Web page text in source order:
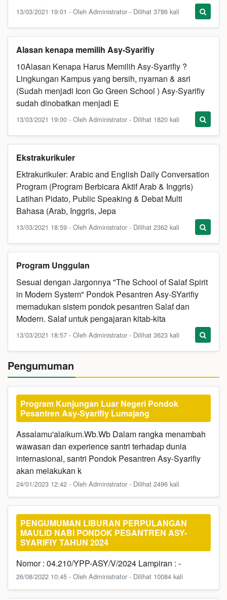
13/03/2021 19:01 - Oleh Administrator - Dilihat 3786 kali
Alasan kenapa memilih Asy-Syarifiy
10Alasan Kenapa Harus Memilih Asy-Syarifiy ?
Lingkungan Kampus yang bersih, nyaman & asri
(Sudah menjadi Icon Go Green School ) Asy-Syarifiy
sudah dinobatkan menjadi E
13/03/2021 19:00 - Oleh Administrator - Dilihat 1820 kali
Ekstrakurikuler
Ektrakurikuler: Arabic and English Daily Conversation
Program (Program Berbicara Aktif Arab & Inggris)
Latihan Pidato, Public Speaking & Debat Multi
Bahasa (Arab, Inggris, Jepa
13/03/2021 18:59 - Oleh Administrator - Dilihat 2362 kali
Program Unggulan
Sesuai dengan Jargonnya "The School of Salaf Spirit
in Modern System" Pondok Pesantren Asy-SYarifiy
memadukan sistem pondok pesantren Salaf dan
Modern. Salaf untuk pengajaran kitab-kita
13/03/2021 18:57 - Oleh Administrator - Dilihat 3623 kali
Pengumuman
Program Kunjungan Luar Negeri Pondok
Pesantren Asy-Syarifiy Lumajang
Assalamu'alaikum.Wb.Wb Dalam rangka menambah
wawasan dan experience santri terhadap dunia
internasional, santri Pondok Pesantren Asy-Syarifiy
akan melakukan k
24/01/2023 12:42 - Oleh Administrator - Dilihat 2496 kali
PENGUMUMAN LIBURAN PERPULANGAN
MAULID NABI PONDOK PESANTREN ASY-
SYARIFIY TAHUN 2024
Nomor : 04.210/YPP-ASY/V/2024 Lampiran : -
26/08/2022 10:45 - Oleh Administrator - Dilihat 10084 kali